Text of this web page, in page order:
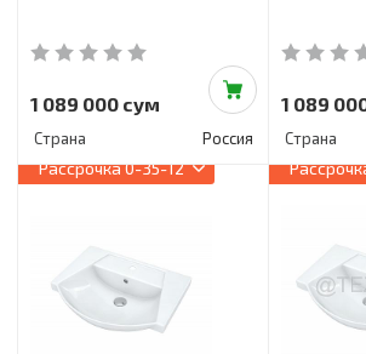
1 089 000 сум
Страна Россия
1 089
Страна
Рассрочка0-35-12